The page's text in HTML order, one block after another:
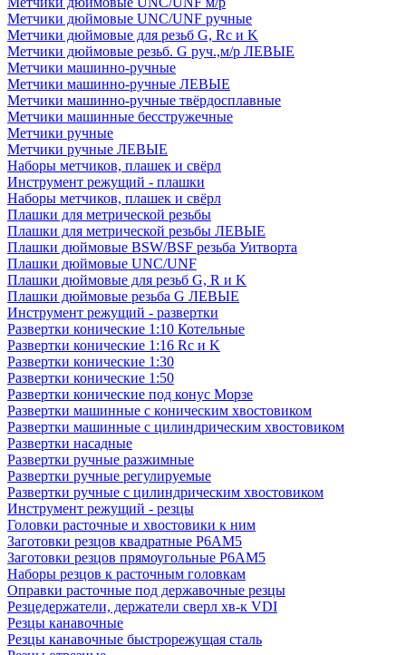
Метчики дюймовые UNC/UNF ручные
Метчики дюймовые для резьб G, Rc и K
Метчики дюймовые резьб. G руч.,м/р ЛЕВЫЕ
Метчики машинно-ручные
Метчики машинно-ручные ЛЕВЫЕ
Метчики машинно-ручные твёрдосплавные
Метчики машинные бесстружечные
Метчики ручные
Метчики ручные ЛЕВЫЕ
Наборы метчиков, плашек и свёрл
Инструмент режущий - плашки
Наборы метчиков, плашек и свёрл
Плашки для метрической резьбы
Плашки для метрической резьбы ЛЕВЫЕ
Плашки дюймовые BSW/BSF резьба Уитворта
Плашки дюймовые UNC/UNF
Плашки дюймовые для резьб G, R и K
Плашки дюймовые резьба G ЛЕВЫЕ
Инструмент режущий - развертки
Развертки конические 1:10 Котельные
Развертки конические 1:16 Rc и K
Развертки конические 1:30
Развертки конические 1:50
Развертки конические под конус Морзе
Развертки машинные с коническим хвостовиком
Развертки машинные с цилиндрическим хвостовиком
Развертки насадные
Развертки ручные разжимные
Развертки ручные регулируемые
Развертки ручные с цилиндрическим хвостовиком
Инструмент режущий - резцы
Головки расточные и хвостовики к ним
Заготовки резцов квадратные Р6АМ5
Заготовки резцов прямоугольные Р6АМ5
Наборы резцов к расточным головкам
Оправки расточные под державочные резцы
Резцедержатели, держатели сверл хв-к VDI
Резцы канавочные
Резцы канавочные быстрорежущая сталь